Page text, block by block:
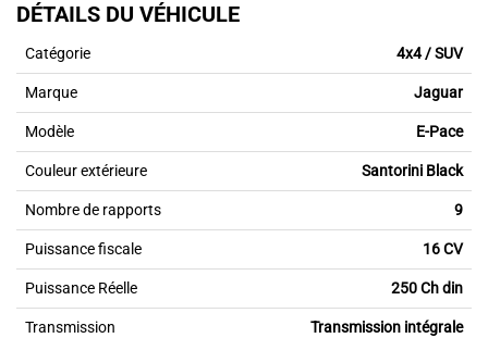
DÉTAILS DU VÉHICULE
Catégorie 4x4 / SUV
Marque Jaguar
Modèle E-Pace
Couleur extérieure Santorini Black
Nombre de rapports 9
Puissance fiscale 16 CV
Puissance Réelle 250 Ch din
Transmission Transmission intégrale